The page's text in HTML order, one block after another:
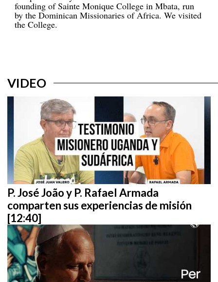
founding of Sainte Monique College in Mbata, run
by the Dominican Missionaries of Africa. We visited
the College.
VIDEO
P. José João y P. Rafael Armada
comparten sus experiencias de misión
[12:40]